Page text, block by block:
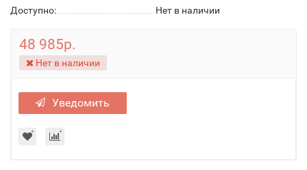
Доступно:
Нет в наличии
48 985р.
Нет в наличии
Уведомить